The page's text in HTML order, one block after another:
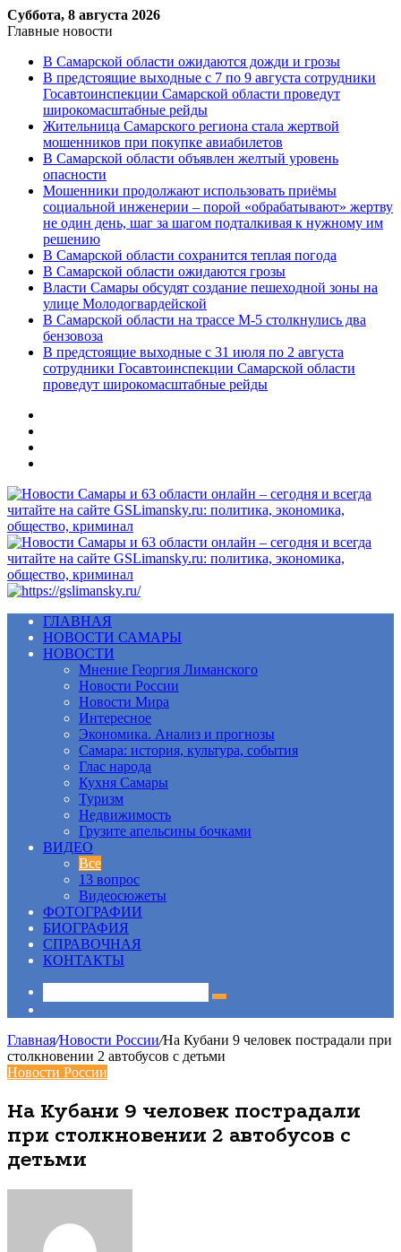
Суббота, 8 августа 2026
Главные новости
В Самарской области ожидаются дожди и грозы
В предстоящие выходные с 7 по 9 августа сотрудники
Госавтоинспекции Самарской области проведут
широкомасштабные рейды
Жительница Самарского региона стала жертвой
мошенников при покупке авиабилетов
В Самарской области объявлен желтый уровень
опасности
Мошенники продолжают использовать приёмы
социальной инженерии – порой «обрабатывают» жертву
не один день, шаг за шагом подталкивая к нужному им
решению
В Самарской области сохранится теплая погода
В Самарской области ожидаются грозы
Власти Самары обсудят создание пешеходной зоны на
улице Молодогвардейской
В Самарской области на трассе М-5 столкнулись два
бензовоза
В предстоящие выходные с 31 июля по 2 августа
сотрудники Госавтоинспекции Самарской области
проведут широкомасштабные рейды
Меню
ГЛАВНАЯ
НОВОСТИ САМАРЫ
НОВОСТИ
Мнение Георгия Лиманского
Новости России
Новости Мира
Интересное
Экономика. Анализ и прогнозы
Самара: история, культура, события
Глас народа
Кухня Самары
Туризм
Недвижимость
Грузите апельсины бочками
ВИДЕО
Все
13 вопрос
Видеосюжеты
ФОТОГРАФИИ
БИОГРАФИЯ
СПРАВОЧНАЯ
КОНТАКТЫ
Главная/Новости России/На Кубани 9 человек пострадали при
столкновении 2 автобусов с детьми
Новости России
На Кубани 9 человек пострадали
при столкновении 2 автобусов с
детьми